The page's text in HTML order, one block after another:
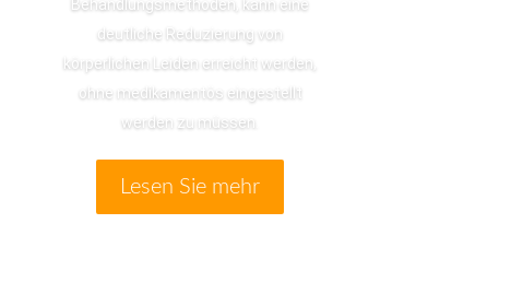
Behandlungsmethoden, kann eine
deutliche Reduzierung von
körperlichen Leiden erreicht werden,
ohne medikamentös eingestellt
werden zu müssen.
Lesen Sie mehr